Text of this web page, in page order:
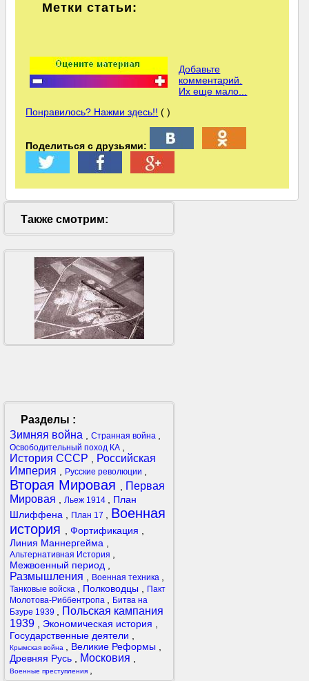
Метки статьи:
Добавьте
комментарий.
Их еще мало...
Понравилось? Нажми здесь!! ( )
Поделиться с друзьями:
Также смотрим:
Разделы :
Зимняя война
Странная война
Освободительный поход КА
История СССР
Российская
Империя
Русские революции
Вторая Мировая
Первая
Мировая
Льеж 1914
План
Шлиффена
План 17
Военная
история
Фортификация
Линия Маннергейма
Альтернативная История
Межвоенный период
Размышления Военная техника
Танковые войска Полководцы
Пакт
Молотова-Риббентропа
Битва на
Бзуре 1939
Польская кампания
1939
Экономическая история
Государственные деятели
Крымская война Великие Реформы
Древняя Русь
Московия
Военные преступления